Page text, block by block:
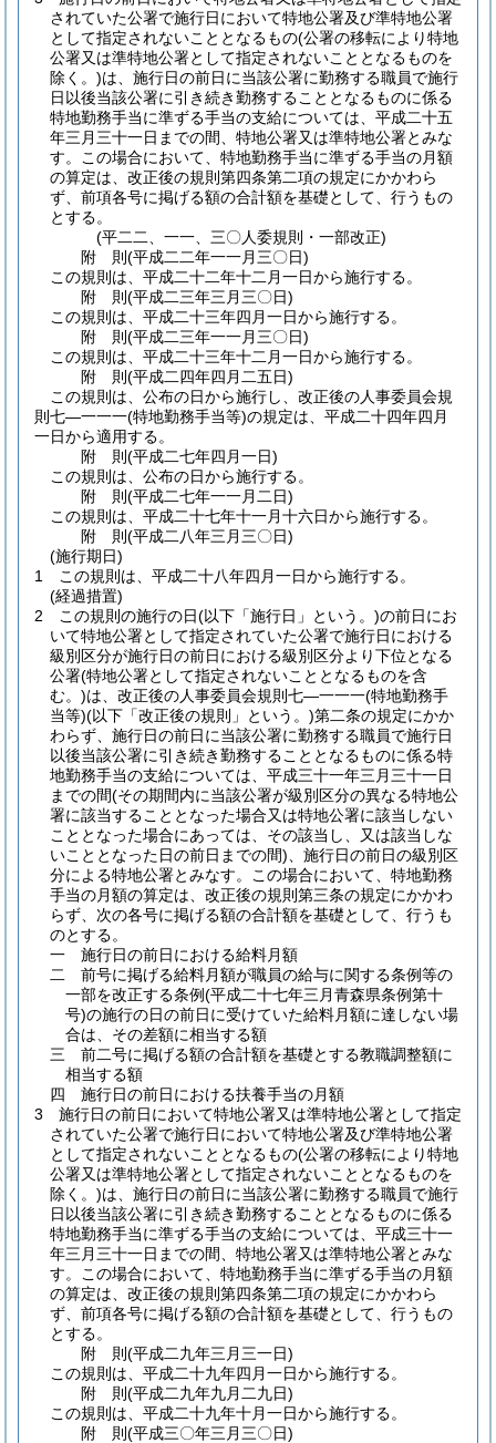
されていた公署で施行日において特地公署及び準特地公署
として指定されないこととなるもの(公署の移転により特地
公署又は準特地公署として指定されないこととなるものを
除く。)は、施行日の前日に当該公署に勤務する職員で施行
日以後当該公署に引き続き勤務することとなるものに係る
特地勤務手当に準ずる手当の支給については、平成二十五
年三月三十一日までの間、特地公署又は準特地公署とみな
す。
この場合において、特地勤務手当に準ずる手当の月額
の算定は、改正後の規則第四条第二項の規定にかかわら
ず、前項各号に掲げる額の合計額を基礎として、行うもの
とする。
(平二二、一一、三〇人委規則・一部改正)
附 則(平成二二年一一月三〇日)
この規則は、平成二十二年十二月一日から施行する。
附 則(平成二三年三月三〇日)
この規則は、平成二十三年四月一日から施行する。
附 則(平成二三年一一月三〇日)
この規則は、平成二十三年十二月一日から施行する。
附 則(平成二四年四月二五日)
この規則は、公布の日から施行し、改正後の人事委員会規
則七―一一一(特地勤務手当等)の規定は、平成二十四年四月
一日から適用する。
附 則(平成二七年四月一日)
この規則は、公布の日から施行する。
附 則(平成二七年一一月二日)
この規則は、平成二十七年十一月十六日から施行する。
附 則(平成二八年三月三〇日)
(施行期日)
1
この規則は、平成二十八年四月一日から施行する。
(経過措置)
2
この規則の施行の日(以下「施行日」という。)の前日にお
いて特地公署として指定されていた公署で施行日における
級別区分が施行日の前日における級別区分より下位となる
公署(特地公署として指定されないこととなるものを含
む。)は、改正後の人事委員会規則七―一一一(特地勤務手
当等)(以下「改正後の規則」という。)第二条の規定にかか
わらず、施行日の前日に当該公署に勤務する職員で施行日
以後当該公署に引き続き勤務することとなるものに係る特
地勤務手当の支給については、平成三十一年三月三十一日
までの間(その期間内に当該公署が級別区分の異なる特地公
署に該当することとなった場合又は特地公署に該当しない
こととなった場合にあっては、その該当し、又は該当しな
いこととなった日の前日までの間) 、施行日の前日の級別区
分による特地公署とみなす。
この場合において、特地勤務
手当の月額の算定は、改正後の規則第三条の規定にかかわ
らず、次の各号に掲げる額の合計額を基礎として、行うも
のとする。
一
施行日の前日における給料月額
二
前号に掲げる給料月額が職員の給与に関する条例等の
一部を改正する条例(平成二十七年三月青森県条例第十
号)の施行の日の前日に受けていた給料月額に達しない場
合は、その差額に相当する額
三
前二号に掲げる額の合計額を基礎とする教職調整額に
相当する額
四
施行日の前日における扶養手当の月額
3
施行日の前日において特地公署又は準特地公署として指定
されていた公署で施行日において特地公署及び準特地公署
として指定されないこととなるもの(公署の移転により特地
公署又は準特地公署として指定されないこととなるものを
除く。)は、施行日の前日に当該公署に勤務する職員で施行
日以後当該公署に引き続き勤務することとなるものに係る
特地勤務手当に準ずる手当の支給については、平成三十一
年三月三十一日までの間、特地公署又は準特地公署とみな
す。
この場合において、特地勤務手当に準ずる手当の月額
の算定は、改正後の規則第四条第二項の規定にかかわら
ず、前項各号に掲げる額の合計額を基礎として、行うもの
とする。
附 則(平成二九年三月三一日)
この規則は、平成二十九年四月一日から施行する。
附 則(平成二九年九月二九日)
この規則は、平成二十九年十月一日から施行する。
附 則(平成三〇年三月三〇日)